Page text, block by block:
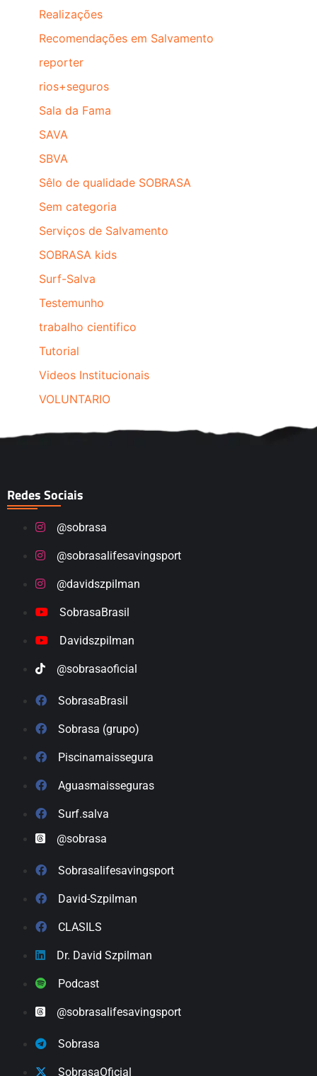
Realizações
Recomendações em Salvamento
reporter
rios+seguros
Sala da Fama
SAVA
SBVA
Sêlo de qualidade SOBRASA
Sem categoria
Serviços de Salvamento
SOBRASA kids
Surf-Salva
Testemunho
trabalho cientifico
Tutorial
Videos Institucionais
VOLUNTARIO
Redes Sociais
@sobrasa
@sobrasalifesavingsport
@davidszpilman
SobrasaBrasil
Davidszpilman
@sobrasaoficial
SobrasaBrasil
Sobrasa (grupo)
Piscinamaissegura
Aguasmaisseguras
Surf.salva
@sobrasa
Sobrasalifesavingsport
David-Szpilman
CLASILS
Dr. David Szpilman
Podcast
@sobrasalifesavingsport
Sobrasa
SobrasaOficial